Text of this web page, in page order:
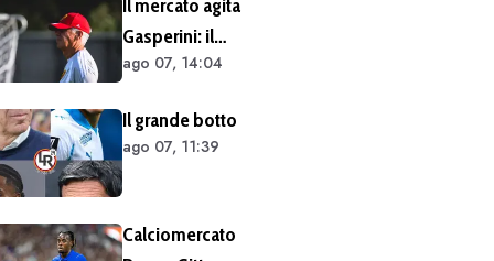
Il mercato agita
Gasperini: il
retroscena dietro al
Ecco cosa è emerso
dal meeting con la
ago 07, 14:04
Il grande botto
ago 07, 11:39
Calciomercato